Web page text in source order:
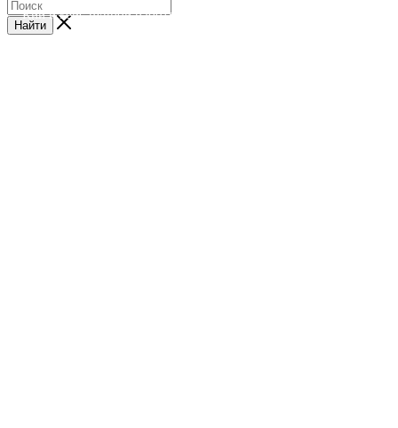
Кий и кейс ручной работы
Найти